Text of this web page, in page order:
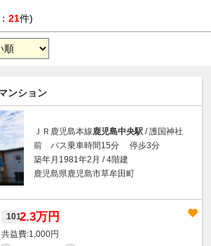
21件)
ンション
ＪＲ鹿児島本線鹿児島中央駅 / 護国神社
前 バス乗車時間15分 停歩3分
築年月1981年2月 / 4階建
鹿児島県鹿児島市草牟田町
1012.3万円
1,000円